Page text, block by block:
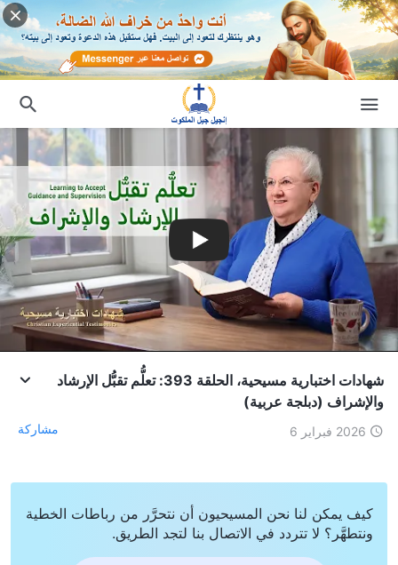
شهادات اختبارية مسيحية، الحلقة 393: تعلُّم تقبُّل الإرشاد
والإشراف (دبلجة عربية)
2026 فبراير 6 مشاركة
كيف يمكن لنا نحن المسيحيون أن نتحرَّر من رباطات الخطية
ونتطهَّر؟ لا تتردد في الاتصال بنا لتجد الطريق.